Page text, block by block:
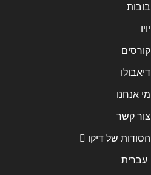
בובות
יויו
קורסים
דיאבולו
מי אנחנו
צור קשר
הסודות של דיקו
עברית